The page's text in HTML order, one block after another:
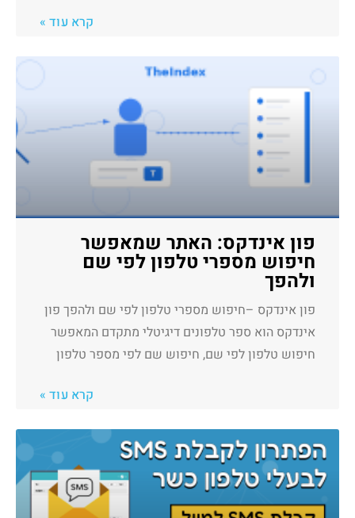
קרא עוד »
פון אינדקס: האתר שמאפשר
חיפוש מספרי טלפון לפי שם
ולהפך
פון אינדקס –חיפוש מספרי טלפון לפי שם ולהפך פון
אינדקס הוא ספר טלפונים דיגיטלי מתקדם המאפשר
חיפוש טלפון לפי שם, חיפוש שם לפי מספר טלפון
קרא עוד »